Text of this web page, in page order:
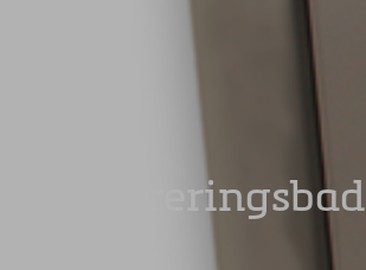
Kalibreringsbad